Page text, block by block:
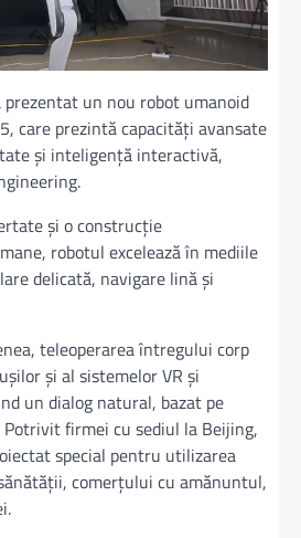
prezentat un nou robot umanoid
care prezintă capacități avansate
și inteligență interactivă,
și o construcție
robotul excelează în mediile
delicată, navigare lină și
teleoperarea întregului corp
și al sistemelor VR și
un dialog natural, bazat pe
firmei cu sediul la Beijing,
special pentru utilizarea
comerțului cu amănuntul,